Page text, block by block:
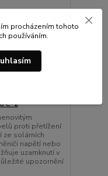
C-2
proti přetížení
ze solárních
napětí nebo
uzamknutí v
upozornění
procházením tohoto
používáním.